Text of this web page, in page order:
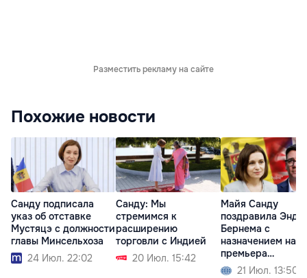
Разместить рекламу на сайте
Похожие новости
Санду подписала
указ об отставке
Мустяцэ с должности
главы Минсельхоза
24 Июл. 22:02
Санду: Мы
стремимся к
расширению
торговли с Индией
20 Июл. 15:42
Майя Санду
поздравила Энди
Бернема с
назначением на
премьера
Великобритании
21 Июл. 13:50